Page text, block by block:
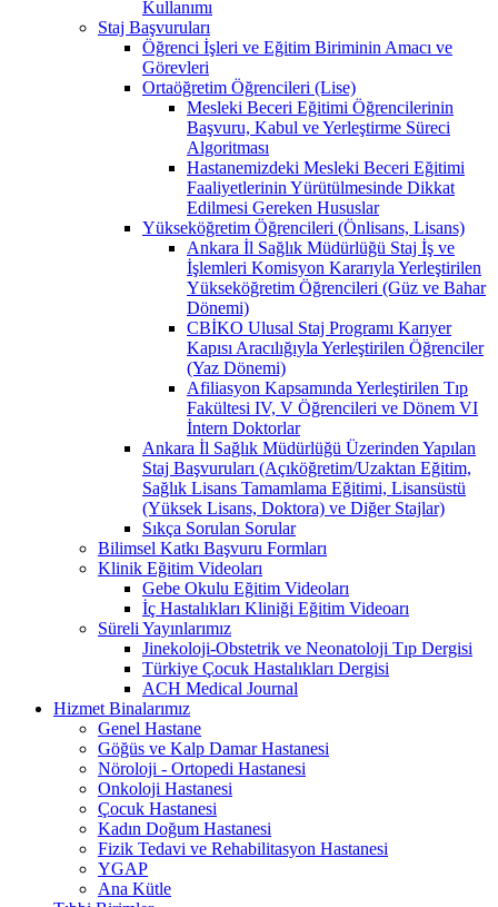
Kullanımı
Staj Başvuruları
Öğrenci İşleri ve Eğitim Biriminin Amacı ve
Görevleri
Ortaöğretim Öğrencileri (Lise)
Mesleki Beceri Eğitimi Öğrencilerinin
Başvuru, Kabul ve Yerleştirme Süreci
Algoritması
Hastanemizdeki Mesleki Beceri Eğitimi
Faaliyetlerinin Yürütülmesinde Dikkat
Edilmesi Gereken Hususlar
Yükseköğretim Öğrencileri (Önlisans, Lisans)
Ankara İl Sağlık Müdürlüğü Staj İş ve
İşlemleri Komisyon Kararıyla Yerleştirilen
Yükseköğretim Öğrencileri (Güz ve Bahar
Dönemi)
CBİKO Ulusal Staj Programı Karıyer
Kapısı Aracılığıyla Yerleştirilen Öğrenciler
(Yaz Dönemi)
Afiliasyon Kapsamında Yerleştirilen Tıp
Fakültesi IV, V Öğrencileri ve Dönem VI
İntern Doktorlar
Ankara İl Sağlık Müdürlüğü Üzerinden Yapılan
Staj Başvuruları (Açıköğretim/Uzaktan Eğitim,
Sağlık Lisans Tamamlama Eğitimi, Lisansüstü
(Yüksek Lisans, Doktora) ve Diğer Stajlar)
Sıkça Sorulan Sorular
Bilimsel Katkı Başvuru Formları
Klinik Eğitim Videoları
Gebe Okulu Eğitim Videoları
İç Hastalıkları Kliniği Eğitim Videoarı
Süreli Yayınlarımız
Jinekoloji-Obstetrik ve Neonatoloji Tıp Dergisi
Türkiye Çocuk Hastalıkları Dergisi
ACH Medical Journal
Hizmet Binalarımız
Genel Hastane
Göğüs ve Kalp Damar Hastanesi
Nöroloji - Ortopedi Hastanesi
Onkoloji Hastanesi
Çocuk Hastanesi
Kadın Doğum Hastanesi
Fizik Tedavi ve Rehabilitasyon Hastanesi
YGAP
Ana Kütle